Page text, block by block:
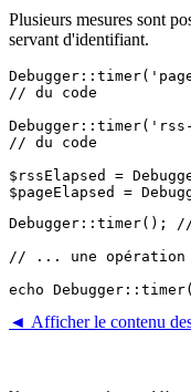
Plusieurs mesures sont
servant d'identifiant.
// du code
// du code
$rssElapsed =
Debugger::timer();
// ... une opération
◄ Afficher le contenu